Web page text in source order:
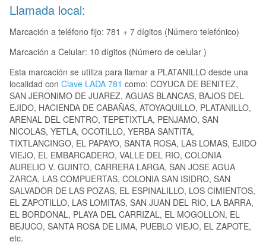
Llamada local:
Marcación a teléfono fijo: 781 + 7 dígitos (Número telefónico)
Marcación a Celular: 10 dígitos (Número de celular )
Esta marcación se utiliza para llamar a PLATANILLO desde una
localidad con Clave LADA 781 como: COYUCA DE BENITEZ,
SAN JERONIMO DE JUAREZ, AGUAS BLANCAS, BAJOS DEL
EJIDO, HACIENDA DE CABAÑAS, ATOYAQUILLO, PLATANILLO,
ARENAL DEL CENTRO, TEPETIXTLA, PENJAMO, SAN
NICOLAS, YETLA, OCOTILLO, YERBA SANTITA,
TIXTLANCINGO, EL PAPAYO, SANTA ROSA, LAS LOMAS, EJIDO
VIEJO, EL EMBARCADERO, VALLE DEL RIO, COLONIA
AURELIO V. GUINTO, CARRERA LARGA, SAN JOSE AGUA
ZARCA, LAS COMPUERTAS, COLONIA SAN ISIDRO, SAN
SALVADOR DE LAS POZAS, EL ESPINALILLO, LOS CIMIENTOS,
EL ZAPOTILLO, LAS LOMITAS, SAN JUAN DEL RIO, LA BARRA,
EL BORDONAL, PLAYA DEL CARRIZAL, EL MOGOLLON, EL
BEJUCO, SANTA ROSA DE LIMA, PUEBLO VIEJO, EL ZAPOTE,
etc.